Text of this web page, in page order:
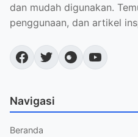
dan mudah digunakan.
penggunaan, dan artikel
Navigasi
Beranda